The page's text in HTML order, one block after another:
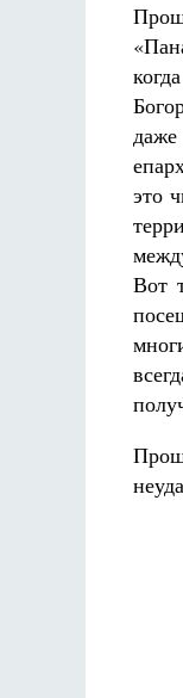
это
Вот